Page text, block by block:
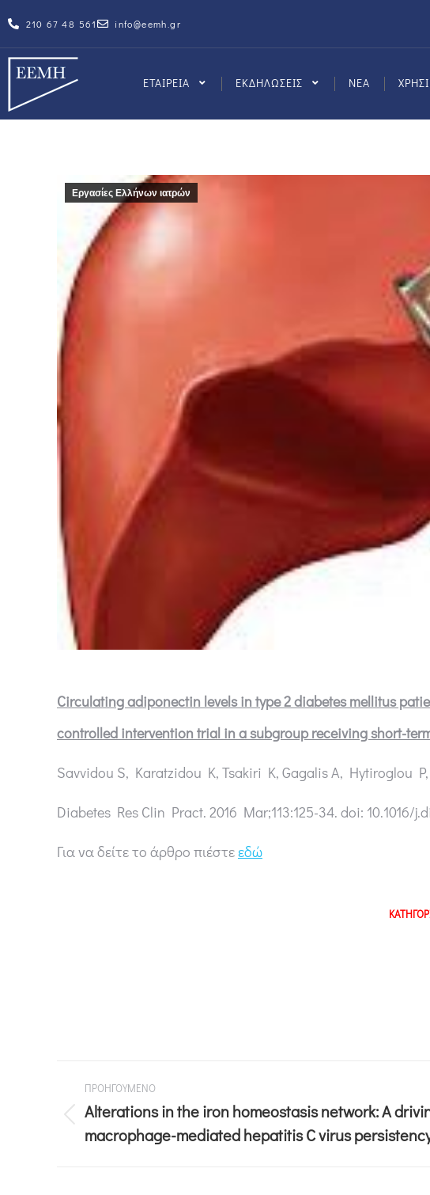
210 67 48 561 info@eemh.gr
ΕΤΑΙΡΕΙΑ ΕΚΔΗΛΩΣΕΙΣ ΝΕΑ
Εργασίες Ελλήνων ιατρών
Circulating adiponectin levels in type 2 diabetes mellitus
controlled intervention trial in a subgroup receiving short-
Savvidou S, Karatzidou K, Tsakiri K, Gagalis A, Hytiroglou P,
Diabetes Res Clin Pract. 2016 Mar;113:125-34. doi: 10.1016/
Για να δείτε το άρθρο πιέστεεδώ
ΠΡΟΗΓΟΥΜΕΝΟ
Alterations in the iron homeostasis network: A
macrophage-mediated hepatitis C virus